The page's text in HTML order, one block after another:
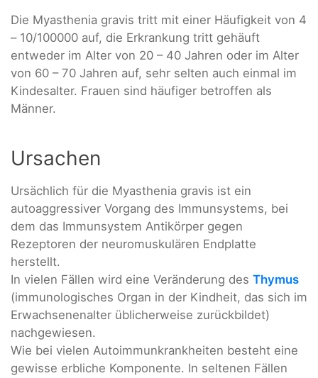
Die Myasthenia gravis tritt mit einer Häufigkeit von 4
– 10/100000 auf, die Erkrankung tritt gehäuft
entweder im Alter von 20 – 40 Jahren oder im Alter
von 60 – 70 Jahren auf, sehr selten auch einmal im
Kindesalter. Frauen sind häufiger betroffen als
Männer.
Ursachen
Ursächlich für die Myasthenia gravis ist ein
autoaggressiver Vorgang des Immunsystems, bei
dem das Immunsystem Antikörper gegen
Rezeptoren der neuromuskulären Endplatte
herstellt.
In vielen Fällen wird eine Veränderung des Thymus
(immunologisches Organ in der Kindheit, das sich im
Erwachsenenalter üblicherweise zurückbildet)
nachgewiesen.
Wie bei vielen Autoimmunkrankheiten besteht eine
gewisse erbliche Komponente. In seltenen Fällen